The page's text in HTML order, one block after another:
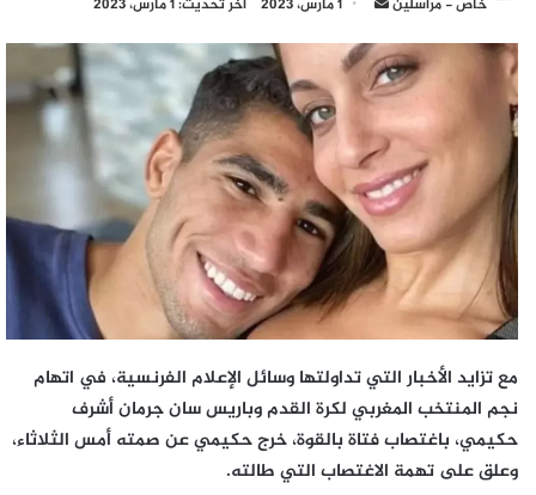
خاص - مراسلين
إلكترونيا
1 مارس، 2023 آخر تحديث: 1 مارس، 2023
مع تزايد الأخبار التي تداولتها وسائل الإعلام الفرنسية، في اتهام
نجم المنتخب المغربي لكرة القدم وباريس سان جرمان أشرف
حكيمي، باغتصاب فتاة بالقوة، خرج حكيمي عن صمته أمس الثلاثاء،
وعلق على تهمة الاغتصاب التي طالته.